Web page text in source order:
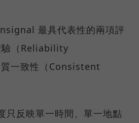
最具代表性的兩項評
驗（Reliability
一致性（Consistent
只反映單一時間、單一地點